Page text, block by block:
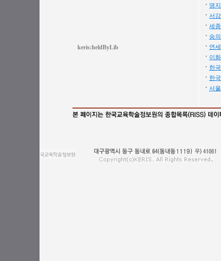
keris:heldByLib
명
서
세
숭
연
이
한
한
서